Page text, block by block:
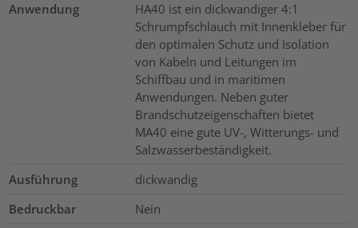
Anwendung
HA40 ist ein dickwandiger 4:1
Schrumpfschlauch mit Innenkleber für
den optimalen Schutz und Isolation
von Kabeln und Leitungen im
Schiffbau und in maritimen
Anwendungen. Neben guter
Brandschutzeigenschaften bietet
MA40 eine gute UV-, Witterungs- und
Salzwasserbeständigkeit.
Ausführung
dickwandig
Bedruckbar
Nein